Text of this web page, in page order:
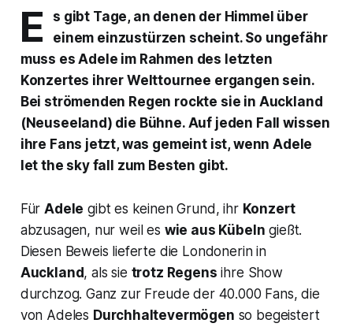
E
s gibt Tage, an denen der Himmel über
einem einzustürzen scheint. So ungefähr
muss es Adele im Rahmen des letzten
Konzertes ihrer Welttournee ergangen sein.
Bei strömenden Regen rockte sie in Auckland
(Neuseeland) die Bühne. Auf jeden Fall wissen
ihre Fans jetzt, was gemeint ist, wenn Adele
let the sky fall zum Besten gibt.
FürAdele gibt es keinen Grund, ihr Konzert
abzusagen, nur weil es wie aus Kübeln gießt.
Diesen Beweis lieferte die Londonerin in
Auckland, als sie trotz Regens ihre Show
durchzog. Ganz zur Freude der 40.000 Fans, die
von Adeles Durchhaltevermögen so begeistert